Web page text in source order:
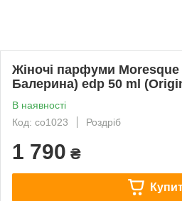
Жіночі парфуми
Балерина) edp 50 ml
В наявності
Код: co1023
Роздріб
1 790 ₴